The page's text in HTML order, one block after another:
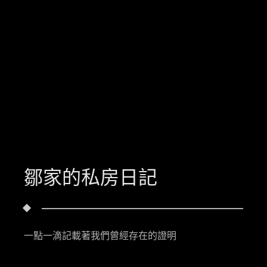
鄒家的私房日記
一點一滴記載著我們曾經存在的證明